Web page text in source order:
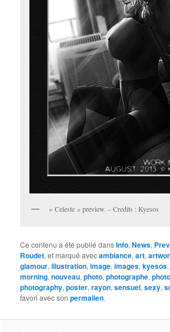
« Celeste » preview. – Credits : Kyesos
Ce contenu a été publié dansInfo,News,
Roudet, et marqué avecambiance,art,
glamour,illustration,image,images,kyesos
morning,nouveau,photo,photographe,
photography,poster,rayon,sensuel,sexy,
favori avec sonpermalien.